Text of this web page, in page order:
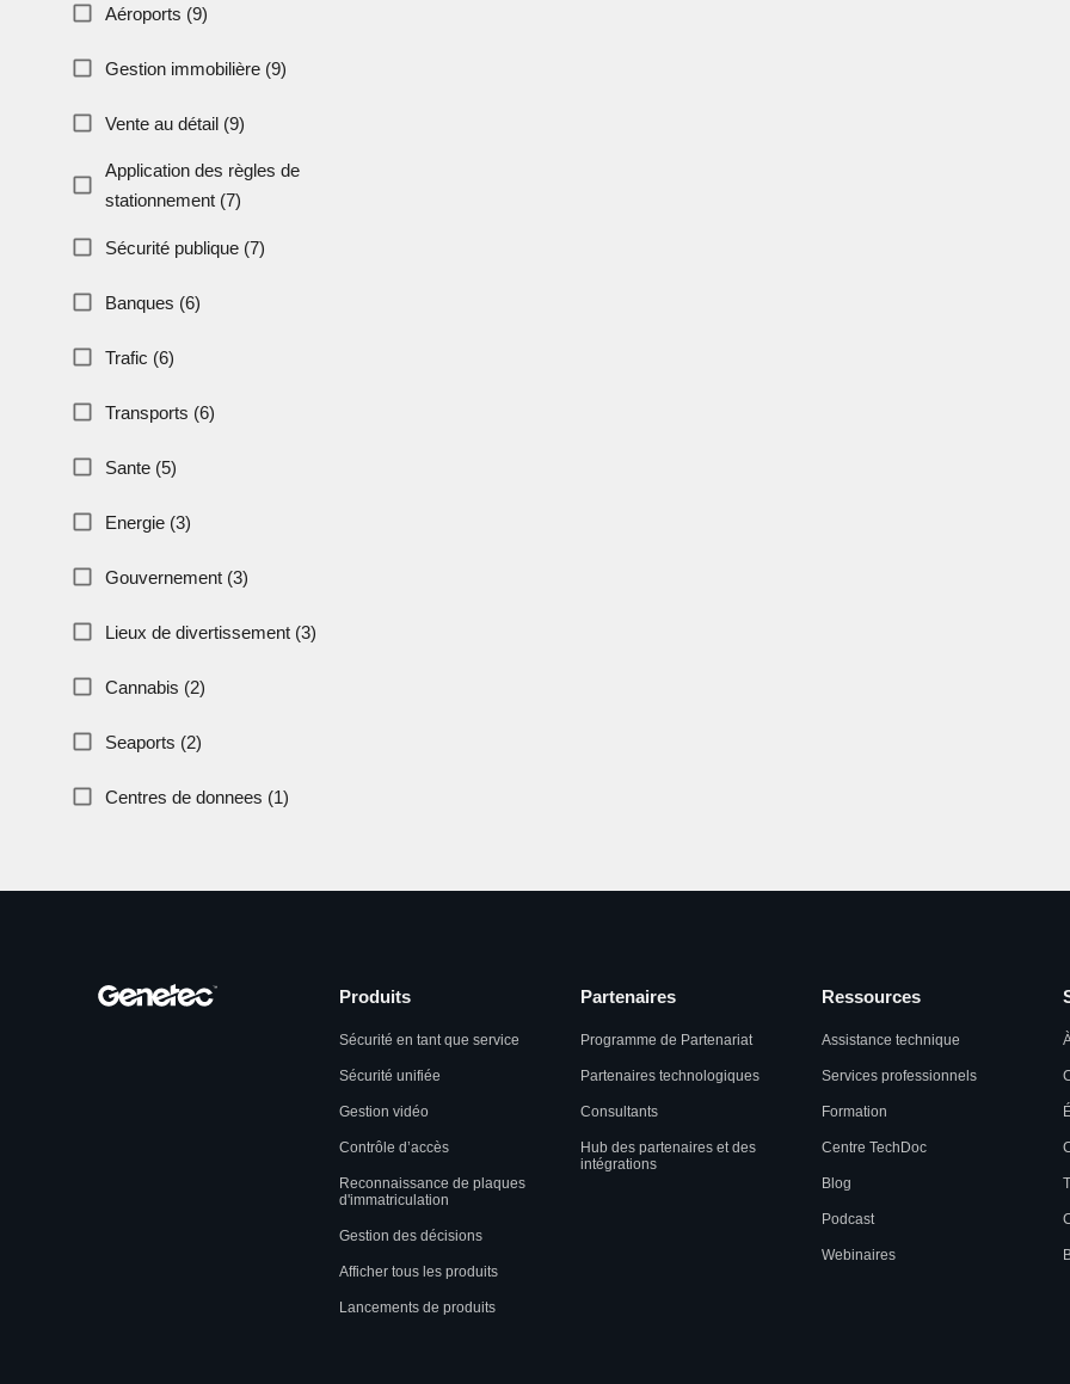
Aéroports (9)
Gestion immobilière (9)
Vente au détail (9)
Application des règles de
stationnement (7)
Sécurité publique (7)
Banques (6)
Trafic (6)
Transports (6)
Sante (5)
Energie (3)
Gouvernement (3)
Lieux de divertissement (3)
Cannabis (2)
Seaports (2)
Centres de donnees (1)
Produits
Sécurité en tant que service
Sécurité unifiée
Gestion vidéo
Contrôle d’accès
Reconnaissance de plaques
d'immatriculation
Gestion des décisions
Afficher tous les produits
Lancements de produits
Partenaires
Programme de Partenariat
Partenaires technologiques
Consultants
Hub des partenaires et des
intégrations
Ressources
Assistance technique
Services professionnels
Formation
Centre TechDoc
Blog
Podcast
Webinaires